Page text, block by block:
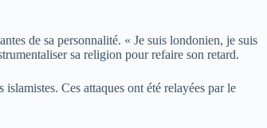
de sa personnalité. « Je suis londonien, je suis
sa religion pour refaire son retard.
Ces attaques ont été relayées par le